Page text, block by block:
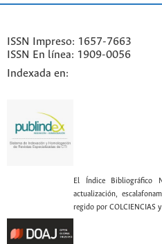
ISSN Impreso: 1657-7663
ISSN En línea: 1909-0056
Indexada en:
El Índice Bibliográfico
actualización,
regido por COLCIENCIAS